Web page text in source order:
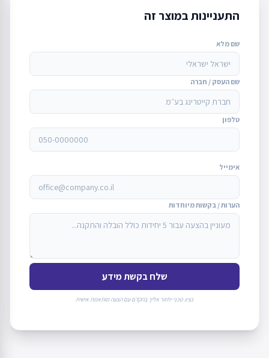
התעניינות במוצר זה
שם מלא
שם העסק / חברה
טלפון
אימייל
הערות / בקשות מיוחדות
שלח בקשת מידע
נציג טכני יחזור אליך בהקדם עם הצעה מותאמת אישית